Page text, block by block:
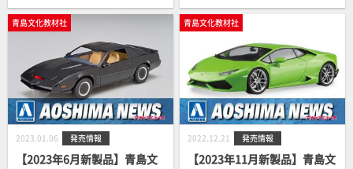
の礎となった火器を再現する
新シリーズ『STUDY1942』
写真を楽しもう！ジオコレ64
#カースナップ
青島文化教材社
2023.01.06 発売情報
【2023年6月新製品】青島文
青島文化教材社
2022.12.21 発売情報
【2023年11月新製品】青島文